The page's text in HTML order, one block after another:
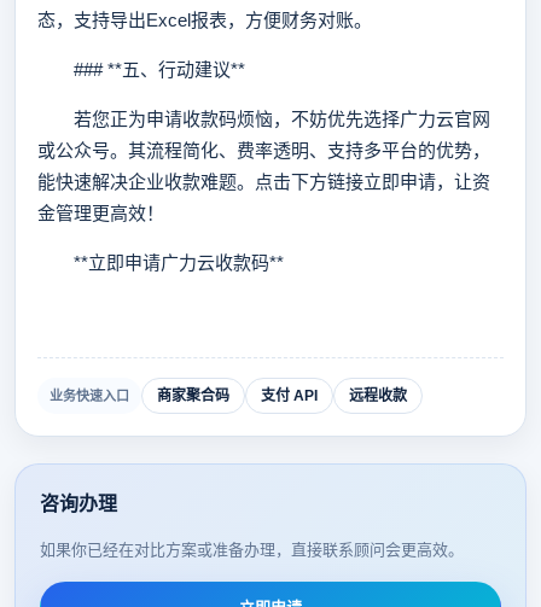
态，支持导出Excel报表，方便财务对账。
### **五、行动建议**
若您正为申请收款码烦恼，不妨优先选择广力云官网
或公众号。其流程简化、费率透明、支持多平台的优势，
能快速解决企业收款难题。点击下方链接立即申请，让资
金管理更高效！
**立即申请广力云收款码**
业务快速入口 商家聚合码 支付 API 远程收款
咨询办理
如果你已经在对比方案或准备办理，直接联系顾问会更高效。